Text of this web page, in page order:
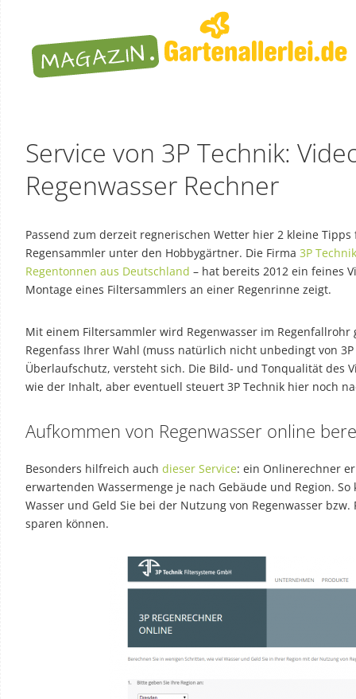
Service von 3P Technik:
Regenwasser Rechner
Passend zum derzeit regnerischen Wetter hier 2 kleine Tipps
Regensammler unter den Hobbygärtner. Die Firma 3P Technik
Regentonnen aus Deutschland – hat bereits 2012 ein feines
Montage eines Filtersammlers an einer Regenrinne zeigt.
Mit einem Filtersammler wird Regenwasser im
Regenfass Ihrer Wahl (muss natürlich nicht unbedingt von
Überlaufschutz, versteht sich. Die Bild- und Tonqualität des
wie der Inhalt, aber eventuell steuert 3P Technik hier noch
Aufkommen von Regenwasser online
Besonders hilfreich auch dieser Service: ein Onlinerechner
erwartenden Wassermenge je nach Gebäude und Region.
Wasser und Geld Sie bei der Nutzung von Regenwasser
sparen können.